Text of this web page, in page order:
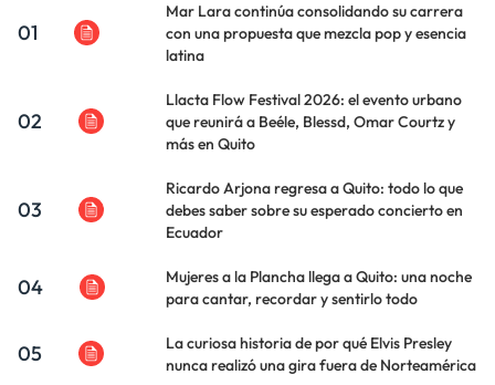
01
Mar Lara continúa consolidando su carrera
con una propuesta que mezcla pop y esencia
latina
02
Llacta Flow Festival 2026: el evento urbano
que reunirá a Beéle, Blessd, Omar Courtz y
más en Quito
03
Ricardo Arjona regresa a Quito: todo lo que
debes saber sobre su esperado concierto en
Ecuador
04
Mujeres a la Plancha llega a Quito: una noche
para cantar, recordar y sentirlo todo
05
La curiosa historia de por qué Elvis Presley
nunca realizó una gira fuera de Norteamérica